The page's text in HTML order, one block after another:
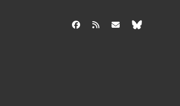
facebook info@aida-archiv.de